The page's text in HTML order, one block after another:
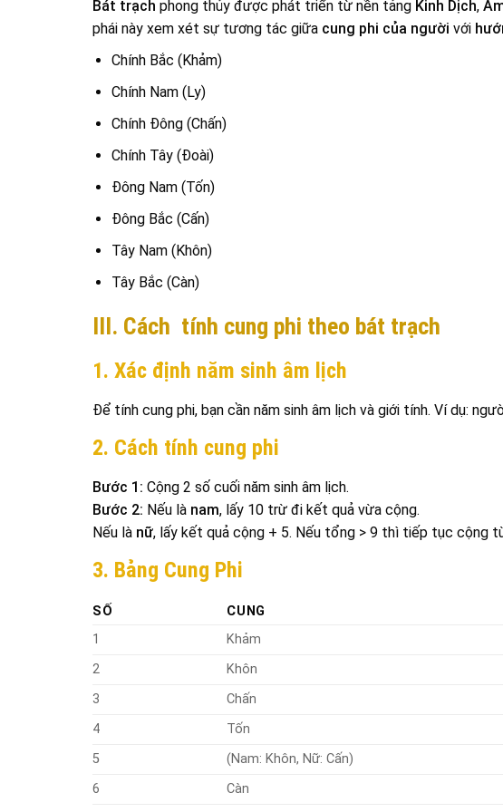
Bát trạch phong thủy được phát triển từ nền tảng Kinh Dịch,
phái này xem xét sự tương tác giữa cung phi của người với
Chính Bắc (Khảm)
Chính Nam (Ly)
Chính Đông (Chấn)
Chính Tây (Đoài)
Đông Nam (Tốn)
Đông Bắc (Cấn)
Tây Nam (Khôn)
Tây Bắc (Càn)
III. Cách tính cung phi theo bát trạch
1. Xác định năm sinh âm lịch
Để tính cung phi, bạn cần năm sinh âm lịch và giới tính. Ví dụ:
2. Cách tính cung phi
Bước 1: Cộng 2 số cuối năm sinh âm lịch.
Bước 2: Nếu là nam, lấy 10 trừ đi kết quả vừa cộng.
Nếu là nữ, lấy kết quả cộng + 5. Nếu tổng > 9 thì tiếp tục cộng
3. Bảng Cung Phi
SỐ
CUNG
1
Khảm
2
Khôn
3
Chấn
4
Tốn
5
(Nam: Khôn, Nữ: Cấn)
6
Càn